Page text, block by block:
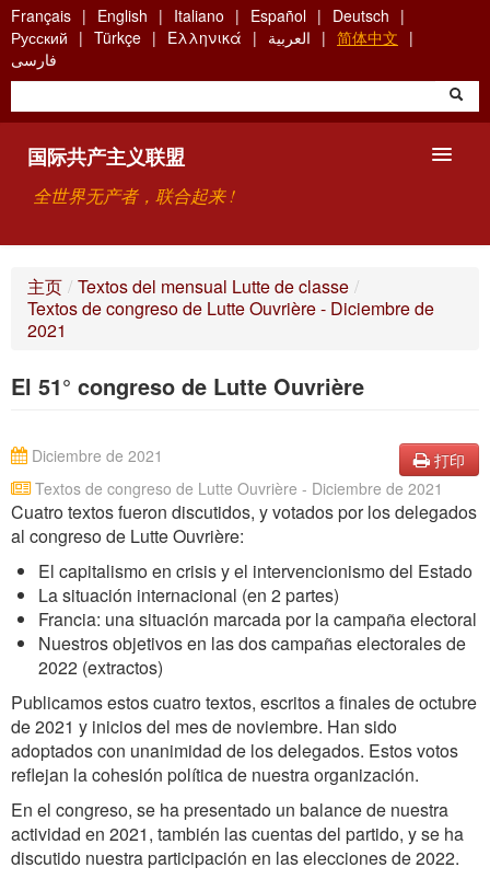
Skip
to
main
content
Français English Italiano Español
Deutsch
Русский
Türkçe Ελληνικά العربية
简体中文
فارسی
国际共产主义联盟
全世界无产者，联合起来 !
关于国际共产主义联盟（ICU）
主页 / Textos del mensual Lutte de classe /
Textos de congreso de Lutte Ouvrière - Diciembre de
2021
El 51° congreso de Lutte Ouvrière
打印
Textos de congreso de Lutte Ouvrière - Diciembre de 2021
Diciembre de 2021
Cuatro textos fueron discutidos, y votados por los delegados
al congreso de Lutte Ouvrière:
El capitalismo en crisis y el intervencionismo del Estado
La situación internacional (en 2 partes)
Francia: una situación marcada por la campaña electoral
Nuestros objetivos en las dos campañas electorales de
2022 (extractos)
Publicamos estos cuatro textos, escritos a finales de octubre
de 2021 y inicios del mes de noviembre. Han sido
adoptados con unanimidad de los delegados. Estos votos
reflejan la cohesión política de nuestra organización.
En el congreso, se ha presentado un balance de nuestra
actividad en 2021, también las cuentas del partido, y se ha
discutido nuestra participación en las elecciones de 2022.